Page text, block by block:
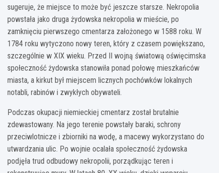
sugeruje, że miejsce to może być jeszcze starsze. Nekropolia
powstała jako druga żydowska nekropolia w mieście, po
zamknięciu pierwszego cmentarza założonego w 1588 roku. W
1784 roku wytyczono nowy teren, który z czasem powiększano,
szczególnie w XIX wieku. Przed II wojną światową oświęcimska
społeczność żydowska stanowiła ponad połowę mieszkańców
miasta, a kirkut był miejscem licznych pochówków lokalnych
notabli, rabinów i zwykłych obywateli.
Podczas okupacji niemieckiej cmentarz został brutalnie
zdewastowany. Na jego terenie powstały baraki, schrony
przeciwlotnicze i zbiorniki na wodę, a macewy wykorzystano do
utwardzania ulic. Po wojnie ocalała społeczność żydowska
podjęła trud odbudowy nekropolii, porządkując teren i